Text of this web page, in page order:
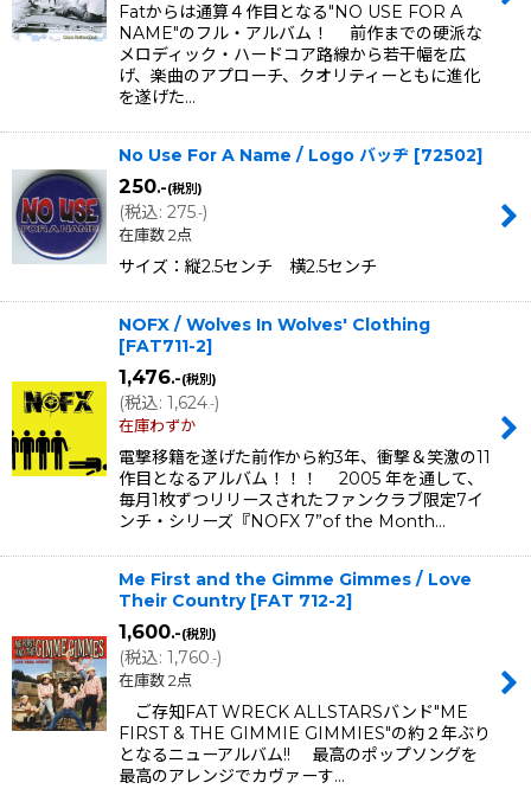
Fatからは通算４作目となる"NO USE FOR A
NAME"のフル・アルバム！ 前作までの硬派な
メロディック・ハードコア路線から若干幅を広
げ、楽曲のアプローチ、クオリティーともに進化
を遂げた…
No Use For A Name / Logo バッヂ [72502]
250.-(税別)
(税込: 275.-)
在庫数 2点
サイズ：縦2.5センチ 横2.5センチ
NOFX / Wolves In Wolves' Clothing
[FAT711-2]
1,476.-(税別)
(税込: 1,624.-)
在庫わずか
電撃移籍を遂げた前作から約3年、衝撃＆笑激の11
作目となるアルバム！！！ 2005 年を通して、
毎月1枚ずつリリースされたファンクラブ限定7イ
ンチ・シリーズ『NOFX 7”of the Month…
Me First and the Gimme Gimmes / Love
Their Country [FAT 712-2]
1,600.-(税別)
(税込: 1,760.-)
在庫数 2点
ご存知FAT WRECK ALLSTARSバンド"ME
FIRST & THE GIMMIE GIMMIES"の約２年ぶり
となるニューアルバム!! 最高のポップソングを
最高のアレンジでカヴァーす…